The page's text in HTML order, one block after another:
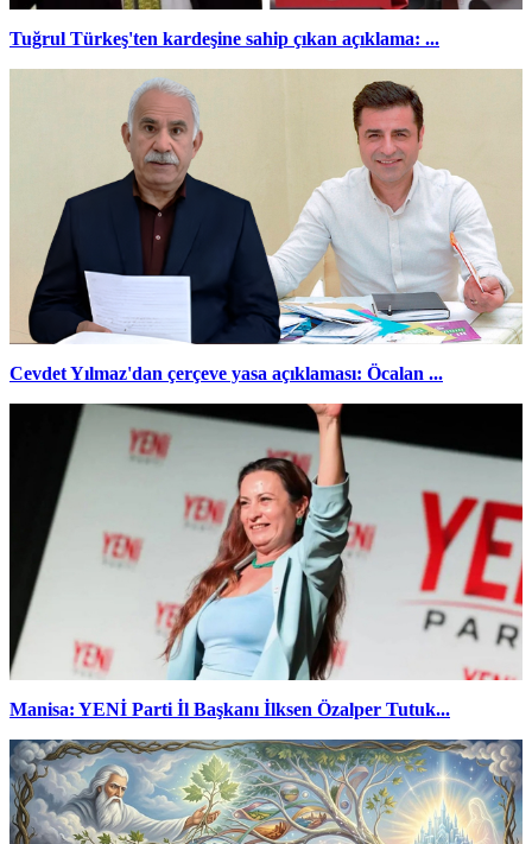
Tuğrul Türkeş'ten kardeşine sahip çıkan açıklama: ...
Cevdet Yılmaz'dan çerçeve yasa açıklaması: Öcalan ...
Manisa: YENİ Parti İl Başkanı İlksen Özalper Tutuk...